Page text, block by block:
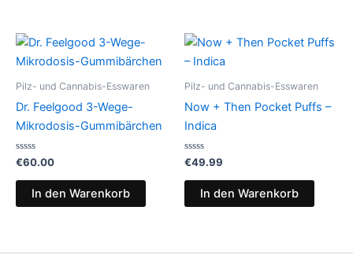
Pilz- und Cannabis-Esswaren
Dr. Feelgood 3-Wege-
Mikrodosis-Gummibärchen
Bewertet
0
€60.00
In den Warenkorb
Pilz- und Cannabis-Esswaren
Now + Then Pocket Puffs –
Indica
Bewertet
0
€49.99
In den Warenkorb